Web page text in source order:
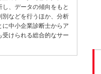
し、データの傾向をもと
別などを行うほか、分析
に中小企業診断士からア
受けられる総合的なサー